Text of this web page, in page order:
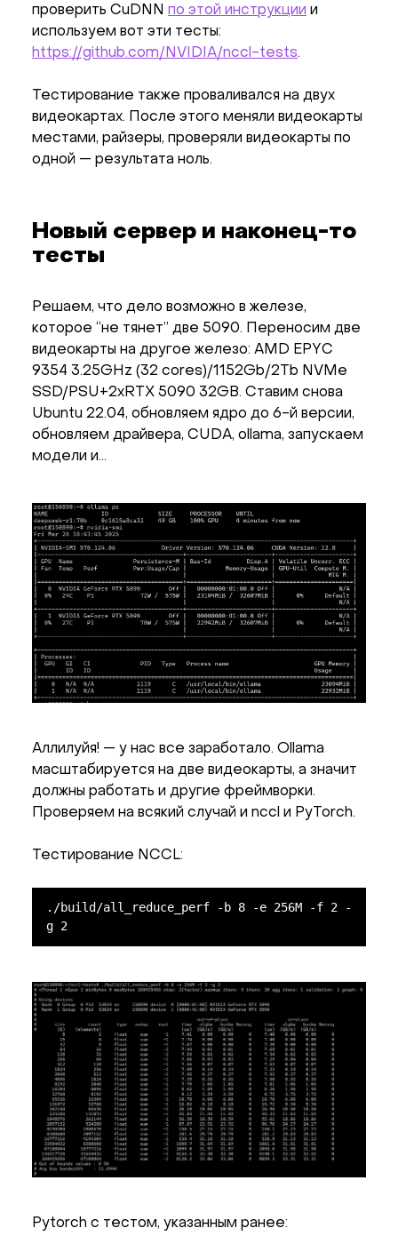
проверить CuDNN по этой инструкции и
используем вот эти тесты:
https://github.com/NVIDIA/nccl-tests.
Тестирование также проваливался на двух
видеокартах. После этого меняли видеокарты
местами, райзеры, проверяли видеокарты по
одной — результата ноль.
Новый сервер и наконец-то
тесты
Решаем, что дело возможно в железе,
которое “не тянет” две 5090. Переносим две
видеокарты на другое железо: AMD EPYC
9354 3.25GHz (32 cores)/​1152Gb/​2Tb NVMe
SSD/​PSU+2xRTX 5090 32GB. Ставим снова
Ubuntu 22.04, обновляем ядро до 6-й версии,
обновляем драйвера, CUDA, ollama, запускаем
модели и…
Аллилуйя! — у нас все заработало. Ollama
масштабируется на две видеокарты, а значит
должны работать и другие фреймворки.
Проверяем на всякий случай и nccl и PyTorch.
Тестирование NCCL:
./build/all_reduce_perf -b 8 -e 256M -f 2 -
g 2
Pytorch с тестом, указанным ранее: